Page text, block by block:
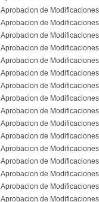
Aprobacion de
Aprobacion de
Aprobacion de
Aprobacion de
Aprobacion de
Aprobacion de
Aprobacion de
Aprobacion de
Aprobacion de
Aprobacion de
Aprobacion de
Aprobacion de
Aprobacion de
Aprobacion de
Aprobacion de
Aprobacion de